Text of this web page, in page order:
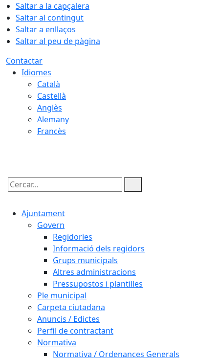
Saltar a la capçalera
Saltar al contingut
Saltar a enllaços
Saltar al peu de pàgina
Contactar
Idiomes
Català
Castellà
Anglès
Alemany
Francès
Cercar:
Ajuntament
Govern
Regidories
Informació dels regidors
Grups municipals
Altres administracions
Pressupostos i plantilles
Ple municipal
Carpeta ciutadana
Anuncis / Edictes
Perfil de contractant
Normativa
Normativa / Ordenances Generals